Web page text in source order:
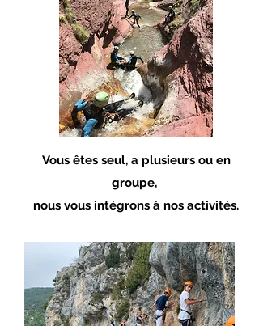
Vous êtes seul, a plusieurs ou en
groupe,
nous vous intégrons à nos activités.